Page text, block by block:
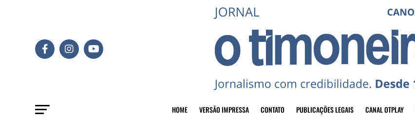
HOME VERSÃO IMPRESSA CONTATO PUBLICAÇÕES LEGAIS CANAL OTPLAY